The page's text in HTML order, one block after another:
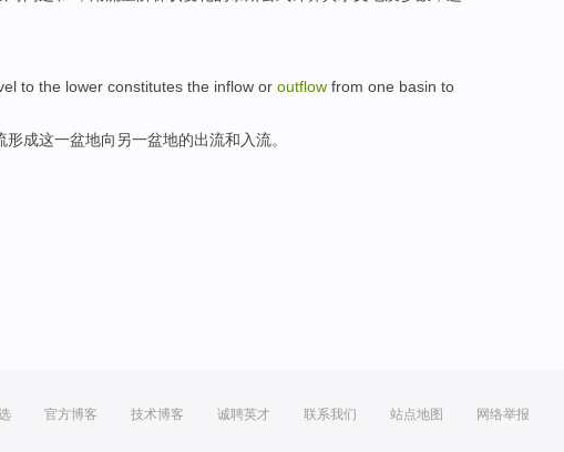
to the lower constitutes the inflow or outflow from one basin to
形成这一盆地向 另一盆地的出流和 入流。
官方博客 技术博客 诚聘英才 联系我们 站点地图 网络举报